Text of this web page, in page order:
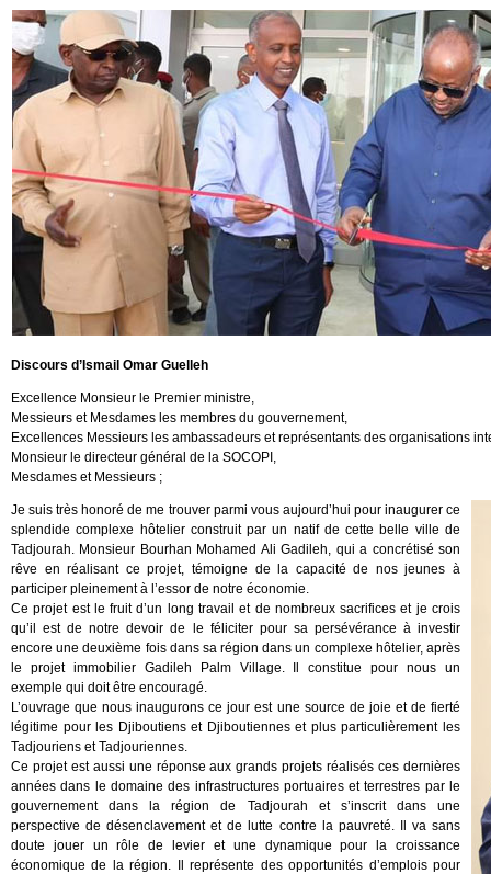
Discours d’Ismail Omar Guelleh
Excellence Monsieur le Premier ministre,
Messieurs et Mesdames les membres du gouvernement,
Excellences Messieurs les ambassadeurs et représentants des organisations
Monsieur le directeur général de la SOCOPI,
Mesdames et Messieurs ;
Je suis très honoré de me trouver parmi vous aujourd’hui pour inaugurer ce
splendide complexe hôtelier construit par un natif de cette belle ville de
Tadjourah. Monsieur Bourhan Mohamed Ali Gadileh, qui a concrétisé son
rêve en réalisant ce projet, témoigne de la capacité de nos jeunes à
participer pleinement à l’essor de notre économie.
Ce projet est le fruit d’un long travail et de nombreux sacrifices et je crois
qu’il est de notre devoir de le féliciter pour sa persévérance à investir
encore une deuxième fois dans sa région dans un complexe hôtelier, après
le projet immobilier Gadileh Palm Village. Il constitue pour nous un
exemple qui doit être encouragé.
L’ouvrage que nous inaugurons ce jour est une source de joie et de fierté
légitime pour les Djiboutiens et Djiboutiennes et plus particulièrement les
Tadjouriens et Tadjouriennes.
Ce projet est aussi une réponse aux grands projets réalisés ces dernières
années dans le domaine des infrastructures portuaires et terrestres par le
gouvernement dans la région de Tadjourah et s’inscrit dans une
perspective de désenclavement et de lutte contre la pauvreté. Il va sans
doute jouer un rôle de levier et une dynamique pour la croissance
économique de la région. Il représente des opportunités d’emplois pour